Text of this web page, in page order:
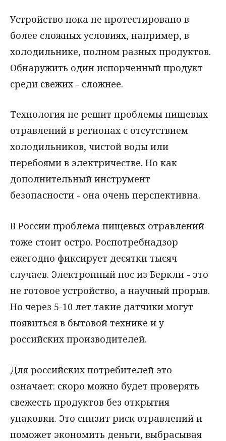
Устройство пока не протестировано в
более сложных условиях, например, в
холодильнике, полном разных продуктов.
Обнаружить один испорченный продукт
среди свежих - сложнее.
Технология не решит проблемы пищевых
отравлений в регионах с отсутствием
холодильников, чистой воды или
перебоями в электричестве. Но как
дополнительный инструмент
безопасности - она очень перспективна.
В России проблема пищевых отравлений
тоже стоит остро. Роспотребнадзор
ежегодно фиксирует десятки тысяч
случаев. Электронный нос из Беркли - это
не готовое устройство, а научный прорыв.
Но через 5-10 лет такие датчики могут
появиться в бытовой технике и у
российских производителей.
Для российских потребителей это
означает: скоро можно будет проверять
свежесть продуктов без открытия
упаковки. Это снизит риск отравлений и
поможет экономить деньги, выбрасывая